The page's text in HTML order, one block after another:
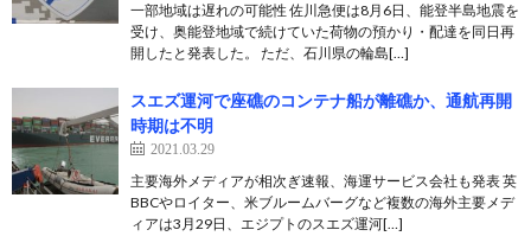
一部地域は遅れの可能性 佐川急便は8月6日、能登半島地震を
受け、奥能登地域で続けていた荷物の預かり・配達を同日再
開したと発表した。 ただ、石川県の輪島[…]
スエズ運河で座礁のコンテナ船が離礁か、通航再開
時期は不明
2021.03.29
主要海外メディアが相次ぎ速報、海運サービス会社も発表 英
BBCやロイター、米ブルームバーグなど複数の海外主要メデ
ィアは3月29日、エジプトのスエズ運河[…]